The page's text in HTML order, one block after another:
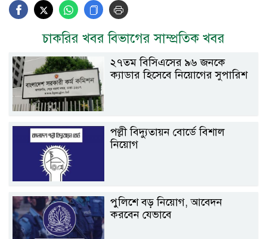
চাকরির খবর বিভাগের সাম্প্রতিক খবর
২৭তম বিসিএসের ৯৬ জনকে
ক্যাডার হিসেবে নিয়োগের সুপারিশ
পল্লী বিদ্যুতায়ন বোর্ডে বিশাল
নিয়োগ
পুলিশে বড় নিয়োগ, আবেদন
করবেন যেভাবে